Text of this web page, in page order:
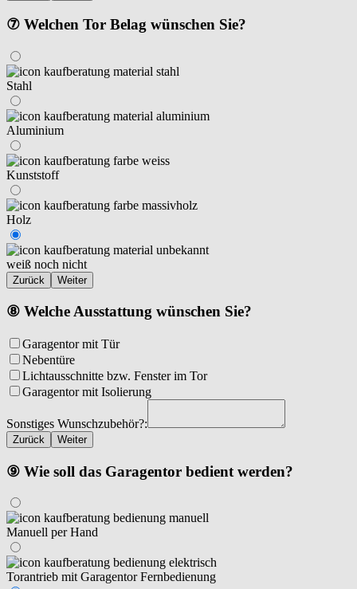
⑦ Welchen Tor Belag wünschen Sie?
Stahl
Aluminium
Kunststoff
Holz
weiß noch nicht
Zurück Weiter
⑧ Welche Ausstattung wünschen Sie?
Garagentor mit Tür
Nebentüre
Lichtausschnitte bzw. Fenster im Tor
Garagentor mit Isolierung
Sonstiges Wunschzubehör?:
Zurück Weiter
⑨ Wie soll das Garagentor bedient werden?
Manuell per Hand
Torantrieb mit Garagentor Fernbedienung